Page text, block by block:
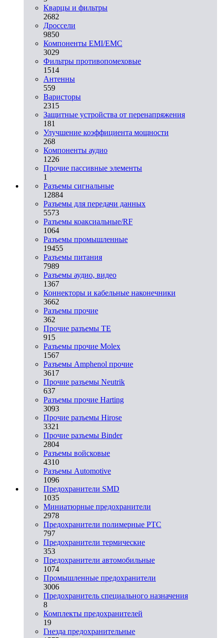
Кварцы и фильтры
2682
Дроссели
9850
Компоненты EMI/EMC
3029
Фильтры противопомеховые
1514
Антенны
559
Варисторы
2315
Защитные устройства от перенапряжения
181
Улучшение коэффициента мощности
268
Компоненты аудио
1226
Прочие пассивные элементы
1
Разъeмы сигнальные
12884
Разъeмы для передачи данных
5573
Разъeмы коаксиальные/RF
1064
Разъeмы промышленные
19455
Разъeмы питания
7989
Разъeмы аудио, видео
1367
Коннекторы и кабельные наконечники
3662
Разъeмы прочие
362
Прочие разъемы TE
915
Разъемы прочие Molex
1567
Разъемы Amphenol прочие
3617
Прочие разъемы Neutrik
637
Разъемы прочие Harting
3093
Прочие разъемы Hirose
3321
Прочие разъемы Binder
2804
Разъемы войсковые
4310
Разъeмы Automotive
1096
Предохранители SMD
1035
Миниатюрные предохранители
2978
Предохранители полимерные PTC
797
Предохранители термические
353
Предохранители автомобильные
1074
Промышленные предохранители
3006
Предохранитель специального назначения
8
Комплекты предохранителей
19
Гнезда предохранительные